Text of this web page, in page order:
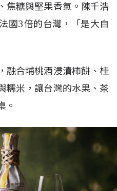
焦糖與堅果香氣。陳千浩
國3倍的台灣，「是大自
融合埔桃酒浸漬柿餅、桂
糯米，讓台灣的水果、茶
。